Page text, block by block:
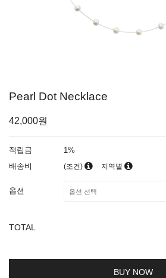
Pearl Dot Necklace
42,000원
적립금
1%
배송비
(조건) 지역별
옵션
TOTAL
BUY NOW